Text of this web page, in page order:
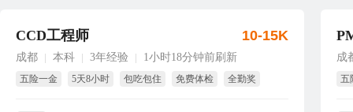
CCD工程师
成都 本科 3年经验 1小时18分钟前刷新
五险一金 5天8小时 包吃包住 免费体检
全勤奖
10-15K
成
五